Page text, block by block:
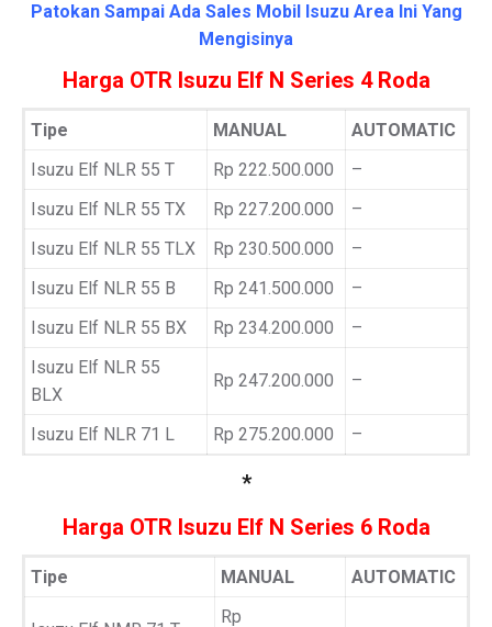
Patokan Sampai Ada Sales Mobil Isuzu Area Ini Yang
Mengisinya
Harga OTR Isuzu Elf N Series 4 Roda
Tipe MANUAL
AUTOMATIC
Isuzu Elf NLR 55 T
Rp 222.500.000
–
Isuzu Elf NLR 55 TX
Rp 227.200.000
–
Isuzu Elf NLR 55 TLX
Rp 230.500.000
–
Isuzu Elf NLR 55 B
Rp 241.500.000
–
Isuzu Elf NLR 55 BX
Rp 234.200.000
–
Isuzu Elf NLR 55
BLX
Rp 247.200.000 –
Isuzu Elf NLR 71 L Rp 275.200.000 –
*
Harga OTR Isuzu Elf N Series 6 Roda
Tipe MANUAL AUTOMATIC
Rp